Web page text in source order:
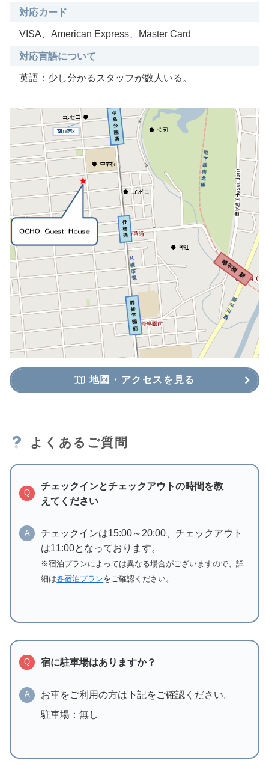
対応カード
VISA、American Express、Master Card
対応言語について
英語：少し分かるスタッフが数人いる。
地図・アクセスを見る
よくあるご質問
Q
チェックインとチェックアウトの時間を教
えてください
A
チェックインは15:00～20:00、チェックアウト
は11:00となっております。
※宿泊プランによっては異なる場合がございますので、詳
細は各宿泊プランをご確認ください。
Q 宿に駐車場はありますか？
A
お車をご利用の方は下記をご確認ください。
駐車場：無し